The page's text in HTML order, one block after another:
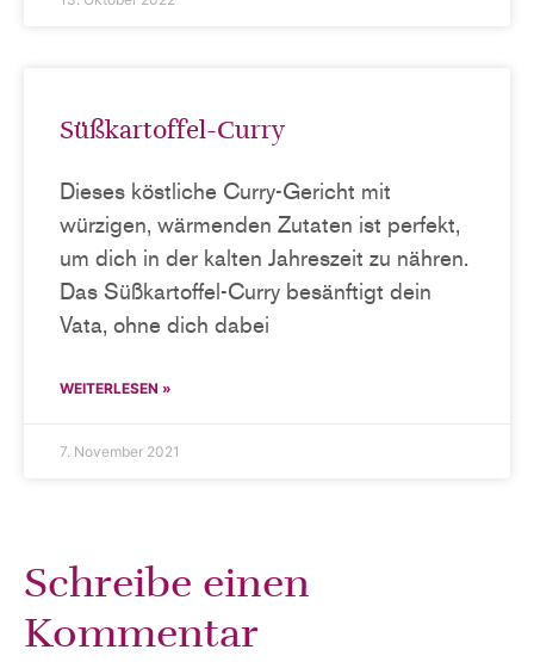
Süßkartoffel-Curry
Dieses köstliche Curry-Gericht mit
würzigen, wärmenden Zutaten ist perfekt,
um dich in der kalten Jahreszeit zu nähren.
Das Süßkartoffel-Curry besänftigt dein
Vata, ohne dich dabei
WEITERLESEN »
7. November 2021
Schreibe einen
Kommentar